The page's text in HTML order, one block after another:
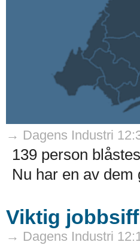
→ Dagens Industri
139 person
Nu har en av
Viktig
→ Dagens Industri